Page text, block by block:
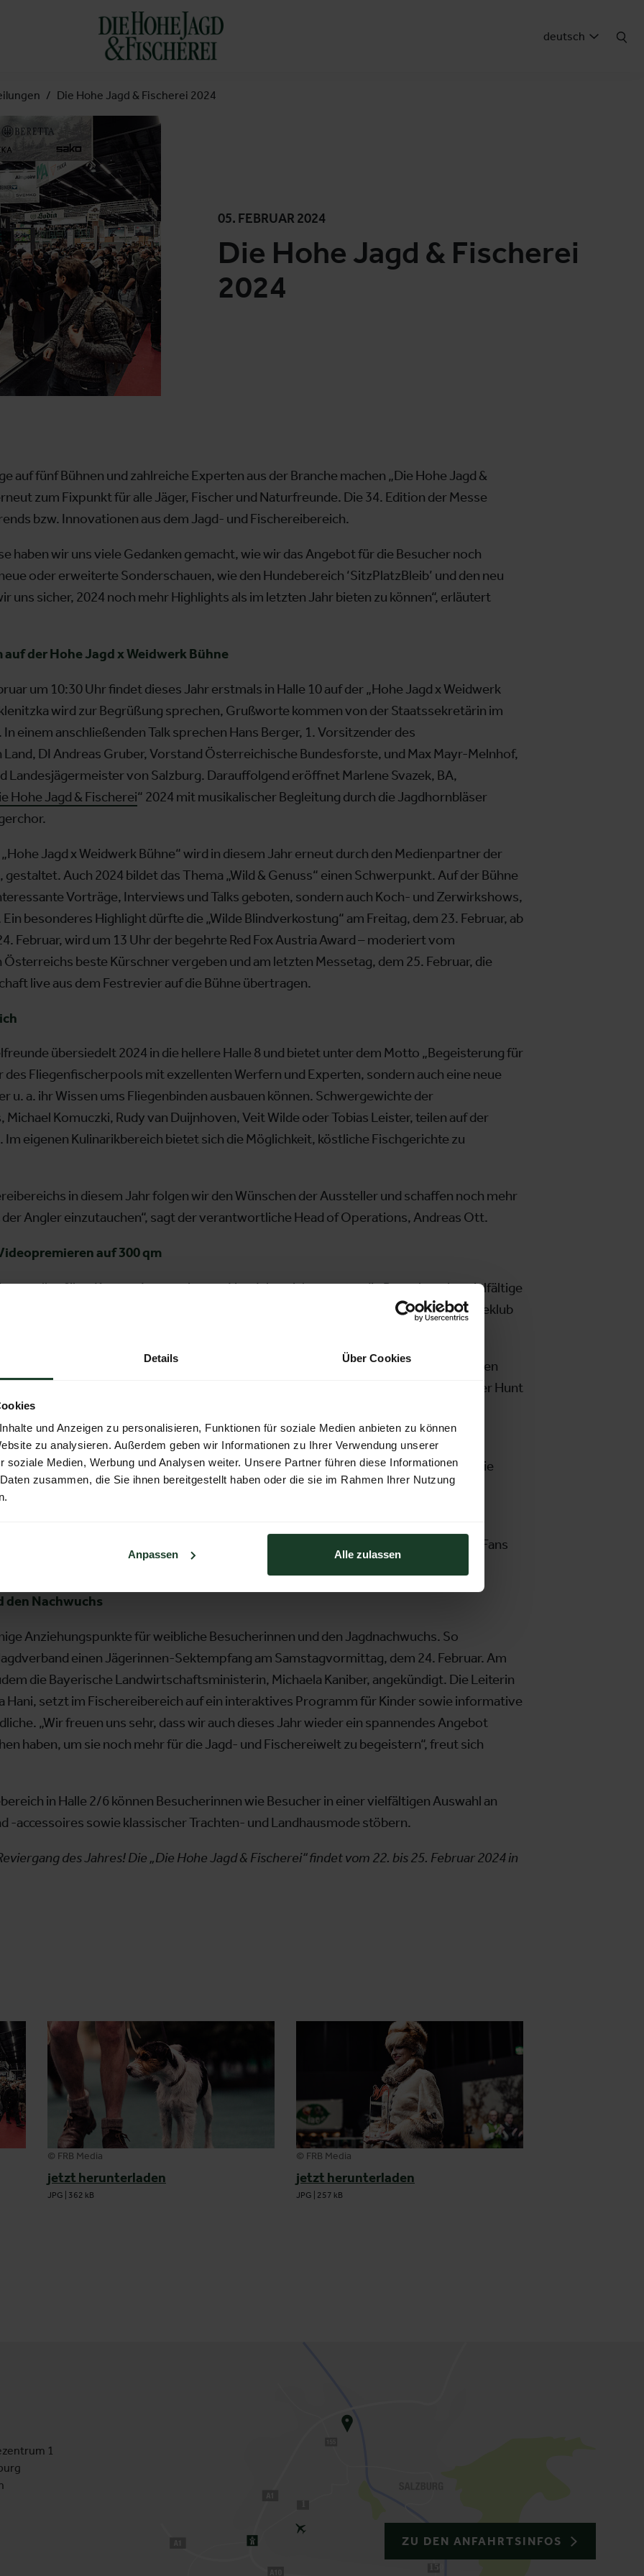
Details Über Cookies
und Anzeigen zu personalisieren, Funktionen für soziale Medien anbieten zu können
zu analysieren. Außerdem geben wir Informationen zu Ihrer Verwendung unserer
soziale Medien, Werbung und Analysen weiter. Unsere Partner führen diese Informationen
zusammen, die Sie ihnen bereitgestellt haben oder die sie im Rahmen Ihrer Nutzung
Anpassen Alle zulassen
deutsch
Die Hohe Jagd & Fischerei 2024
05. FEBRUAR 2024
Die Hohe Jagd & Fischerei
2024
auf fünf Bühnen und zahlreiche Experten aus der Branche machen „Die Hohe Jagd &
zum Fixpunkt für alle Jäger, Fischer und Naturfreunde. Die 34. Edition der Messe
bzw. Innovationen aus dem Jagd- und Fischereibereich.
haben wir uns viele Gedanken gemacht, wie wir das Angebot für die Besucher noch
oder erweiterte Sonderschauen, wie den Hundebereich ‘SitzPlatzBleib’ und den neu
uns sicher, 2024 noch mehr Highlights als im letzten Jahr bieten zu können“, erläutert
der Hohe Jagd x Weidwerk Bühne
um 10:30 Uhr findet dieses Jahr erstmals in Halle 10 auf der „Hohe Jagd x Weidwerk
wird zur Begrüßung sprechen, Grußworte kommen von der Staatssekretärin im
einem anschließenden Talk sprechen Hans Berger, 1. Vorsitzender des
DI Andreas Gruber, Vorstand Österreichische Bundesforste, und Max Mayr-Melnhof,
Landesjägermeister von Salzburg. Darauffolgend eröffnet Marlene Svazek, BA,
Hohe Jagd & Fischerei“ 2024 mit musikalischer Begleitung durch die Jagdhornbläser
Jagd x Weidwerk Bühne“ wird in diesem Jahr erneut durch den Medienpartner der
Auch 2024 bildet das Thema „Wild & Genuss“ einen Schwerpunkt. Auf der Bühne
Vorträge, Interviews und Talks geboten, sondern auch Koch- und Zerwirkshows,
besonderes Highlight dürfte die „Wilde Blindverkostung“ am Freitag, dem 23. Februar, ab
Februar, wird um 13 Uhr der begehrte Red Fox Austria Award – moderiert vom
beste Kürschner vergeben und am letzten Messetag, dem 25. Februar, die
live aus dem Festrevier auf die Bühne übertragen.
übersiedelt 2024 in die hellere Halle 8 und bietet unter dem Motto „Begeisterung für
des Fliegenfischerpools mit exzellenten Werfern und Experten, sondern auch eine neue
u. a. ihr Wissen ums Fliegenbinden ausbauen können. Schwergewichte der
Komuczki, Rudy van Duijnhoven, Veit Wilde oder Tobias Leister, teilen auf der
Im eigenen Kulinarikbereich bietet sich die Möglichkeit, köstliche Fischgerichte zu
in diesem Jahr folgen wir den Wünschen der Aussteller und schaffen noch mehr
der Angler einzutauchen“, sagt der verantwortliche Head of Operations, Andreas Ott.
auf 300 qm
voll auf ihre Kosten. Im erweiterten Hundebereich erwartet die Besucher eine vielfältige
mit täglichen Jagdhundevorführungen durch den Jagdgebrauchshundeklub
Retrieverclub.
on Demand“, die größte Streamingplattform für Jagdvideos im deutschsprachigen
ein Highlight erwartet die Besucher am Freitag, dem 23. Februar, um 16 Uhr auf der Hunt
von „Die Drückjagd des Jahres 2024“. Zudem verspricht das Programm weitere
mit Protagonisten.
Jagd & Fischerei“ feiert die ABF – Austrian Bowhunting Federation. Auch wenn die
ist, bietet die Messe damit eine Möglichkeit der Annäherung an das Thema und
Ausrichtung.
findet sich außerdem in Halle 2/6 die „absolut allrad“ Sonderschau, bei der alle 4x4 Fans
den Nachwuchs
Anziehungspunkte für weibliche Besucherinnen und den Jagdnachwuchs. So
einen Jägerinnen-Sektempfang am Samstagvormittag, dem 24. Februar. Am
die Bayerische Landwirtschaftsministerin, Michaela Kaniber, angekündigt. Die Leiterin
Hani, setzt im Fischereibereich auf ein interaktives Programm für Kinder sowie informative
„Wir freuen uns sehr, dass wir auch dieses Jahr wieder ein spannendes Angebot
haben, um sie noch mehr für die Jagd- und Fischereiwelt zu begeistern“, freut sich
in Halle 2/6 können Besucherinnen wie Besucher in einer vielfältigen Auswahl an
-accessoires sowie klassischer Trachten- und Landhausmode stöbern.
des Jahres! Die „Die Hohe Jagd & Fischerei“ findet vom 22. bis 25. Februar 2024 in
© FRB Media
jetzt herunterladen
JPG 362 kB
© FRB Media
jetzt herunterladen
JPG 257 kB
1
ZU DEN ANFAHRTSINFOS